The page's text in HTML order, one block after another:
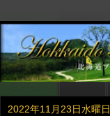
2022年11月23日水曜日